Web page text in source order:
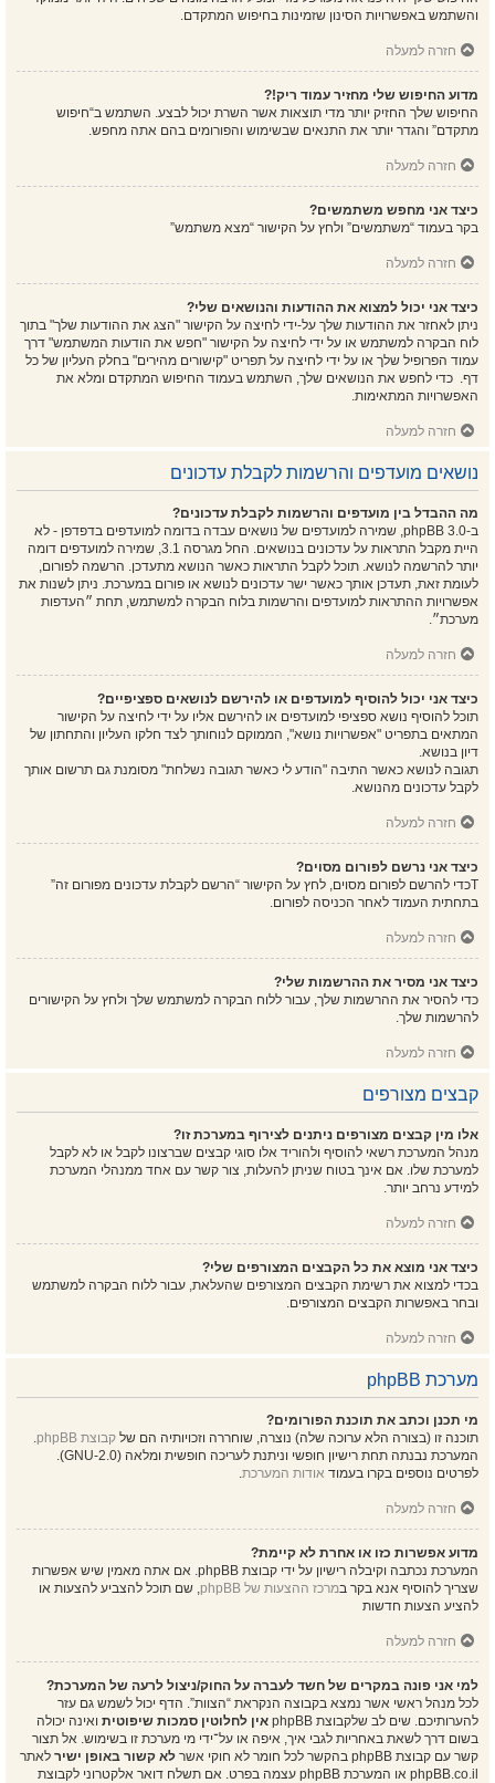
והשתמש באפשרויות הסינון שזמינות בחיפוש המתקדם.
חזרה למעלה
מדוע החיפוש שלי מחזיר עמוד ריק!?
החיפוש שלך החזיק יותר מדי תוצאות אשר השרת יכול לבצע. השתמש ב“חיפוש
מתקדם” והגדר יותר את התנאים שבשימוש והפורומים בהם אתה מחפש.
חזרה למעלה
כיצד אני מחפש משתמשים?
בקר בעמוד “משתמשים” ולחץ על הקישור “מצא משתמש”
חזרה למעלה
כיצד אני יכול למצוא את ההודעות והנושאים שלי?
ניתן לאחזר את ההודעות שלך על-ידי לחיצה על הקישור "הצג את ההודעות שלך" בתוך
לוח הבקרה למשתמש או על ידי לחיצה על הקישור "חפש את הודעות המשתמש" דרך
עמוד הפרופיל שלך או על ידי לחיצה על תפריט "קישורים מהירים" בחלק העליון של כל
דף. כדי לחפש את הנושאים שלך, השתמש בעמוד החיפוש המתקדם ומלא את
האפשרויות המתאימות.
חזרה למעלה
נושאים מועדפים והרשמות לקבלת עדכונים
מה ההבדל בין מועדפים והרשמות לקבלת עדכונים?
ב-phpBB 3.0, שמירה למועדפים של נושאים עבדה בדומה למועדפים בדפדפן - לא
היית מקבל התראות על עדכונים בנושאים. החל מגרסה 3.1, שמירה למועדפים דומה
יותר להרשמה לנושא. תוכל לקבל התראות כאשר הנושא מתעדכן. הרשמה לפורום,
לעומת זאת, תעדכן אותך כאשר ישר עדכונים לנושא או פורום במערכת. ניתן לשנות את
אפשרויות ההתראות למועדפים והרשמות בלוח הבקרה למשתמש, תחת ״העדפות
מערכת״.
חזרה למעלה
כיצד אני יכול להוסיף למועדפים או להירשם לנושאים ספציפיים?
תוכל להוסיף נושא ספציפי למועדפים או להירשם אליו על ידי לחיצה על הקישור
המתאים בתפריט "אפשרויות נושא", הממוקם לנוחותך לצד חלקו העליון והתחתון של
דיון בנושא.
תגובה לנושא כאשר התיבה "הודע לי כאשר תגובה נשלחת" מסומנת גם תרשום אותך
לקבל עדכונים מהנושא.
חזרה למעלה
כיצד אני נרשם לפורום מסוים?
Tכדי להרשם לפורום מסוים, לחץ על הקישור “הרשם לקבלת עדכונים מפורום זה”
בתחתית העמוד לאחר הכניסה לפורום.
חזרה למעלה
כיצד אני מסיר את ההרשמות שלי?
כדי להסיר את ההרשמות שלך, עבור ללוח הבקרה למשתמש שלך ולחץ על הקישורים
להרשמות שלך.
חזרה למעלה
קבצים מצורפים
אלו מין קבצים מצורפים ניתנים לצירוף במערכת זו?
מנהל המערכת רשאי להוסיף ולהוריד אלו סוגי קבצים שברצונו לקבל או לא לקבל
למערכת שלו. אם אינך בטוח שניתן להעלות, צור קשר עם אחד ממנהלי המערכת
למידע נרחב יותר.
חזרה למעלה
כיצד אני מוצא את כל הקבצים המצורפים שלי?
בכדי למצוא את רשימת הקבצים המצורפים שהעלאת, עבור ללוח הבקרה למשתמש
ובחר באפשרות הקבצים המצורפים.
חזרה למעלה
מערכת phpBB
מי תכנן וכתב את תוכנת הפורומים?
תוכנה זו (בצורה הלא ערוכה שלה) נוצרה, שוחררה וזכויותיה הם של קבוצת phpBB
.
המערכת נבנתה תחת רישיון חופשי וניתנת לעריכה חופשית ומלאה (GNU-2.0).
לפרטים נוספים בקרו בעמוד אודות המערכת.
חזרה למעלה
מדוע אפשרות כזו או אחרת לא קיימת?
המערכת נכתבה וקיבלה רישיון על ידי קבוצת phpBB. אם אתה מאמין שיש אפשרות
שצריך להוסיף אנא בקר במרכז ההצעות של phpBB
, שם תוכל להצביע להצעות או
להציע הצעות חדשות
חזרה למעלה
למי אני פונה במקרים של חשד לעברה על החוק/ניצול לרעה של המערכת?
לכל מנהל ראשי אשר נמצא בקבוצה הנקראת “הצוות”. הדף יכול לשמש גם עזר
להערותיכם. שים לב שלקבוצת phpBB
אין לחלוטין סמכות שיפוטית ואינה יכולה
בשום דרך לשאת באחריות לגבי איך, איפה או על־ידי מי מערכת זו בשימוש. אל תצור
קשר עם קבוצת phpBB בהקשר לכל חומר לא חוקי אשר
לא קשור באופן ישיר לאתר
phpBB.co.il או המערכת phpBB עצמה בפרט. אם תשלח דואר אלקטרוני לקבוצת